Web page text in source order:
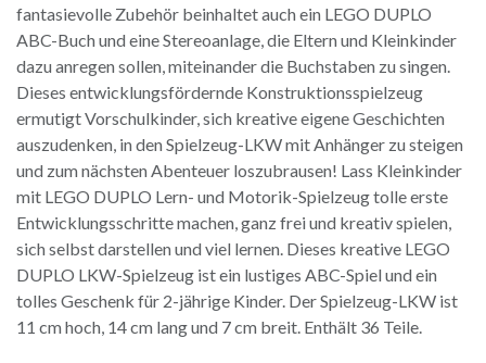
fantasievolle Zubehör beinhaltet auch ein LEGO DUPLO
ABC-Buch und eine Stereoanlage, die Eltern und Kleinkinder
dazu anregen sollen, miteinander die Buchstaben zu singen.
Dieses entwicklungsfördernde Konstruktionsspielzeug
ermutigt Vorschulkinder, sich kreative eigene Geschichten
auszudenken, in den Spielzeug-LKW mit Anhänger zu steigen
und zum nächsten Abenteuer loszubrausen! Lass Kleinkinder
mit LEGO DUPLO Lern- und Motorik-Spielzeug tolle erste
Entwicklungsschritte machen, ganz frei und kreativ spielen,
sich selbst darstellen und viel lernen. Dieses kreative LEGO
DUPLO LKW-Spielzeug ist ein lustiges ABC-Spiel und ein
tolles Geschenk für 2-jährige Kinder. Der Spielzeug-LKW ist
11 cm hoch, 14 cm lang und 7 cm breit. Enthält 36 Teile.